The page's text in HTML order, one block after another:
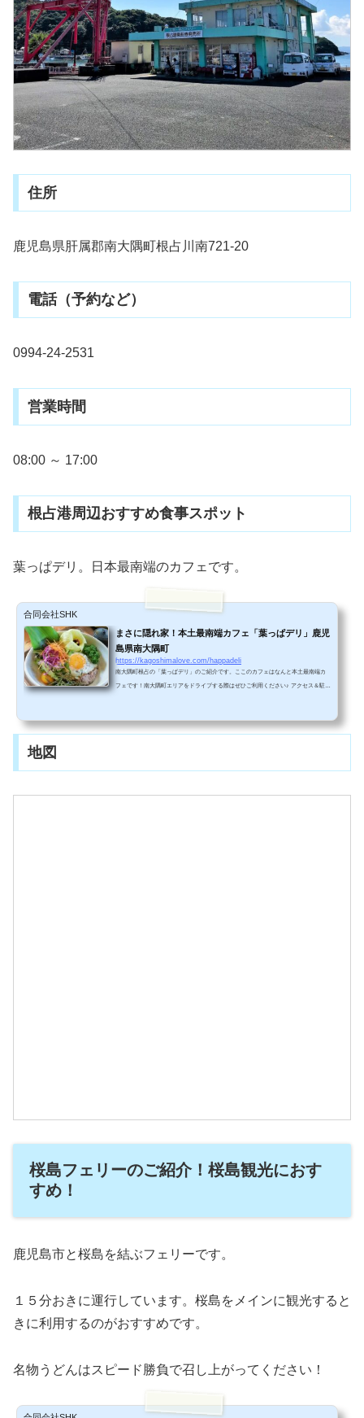
住所
鹿児島県肝属郡南大隅町根占川南721-20
電話（予約など）
0994-24-2531
営業時間
08:00 ～ 17:00
根占港周辺おすすめ食事スポット
葉っぱデリ。日本最南端のカフェです。
合同会社SHK
まさに隠れ家！本土最南端カフェ「葉っぱデリ」鹿児
島県南大隅町
https://kagoshimalove.com/happadeli
南大隅町根占の「葉っぱデリ」のご紹介です。ここのカフェはなんと本土最南端カ
フェです！南大隅町エリアをドライブする際はぜひご利用ください♪ アクセス＆駐車
地図
桜島フェリーのご紹介！桜島観光におす
すめ！
鹿児島市と桜島を結ぶフェリーです。
１５分おきに運行しています。桜島をメインに観光すると
きに利用するのがおすすめです。
名物うどんはスピード勝負で召し上がってください！